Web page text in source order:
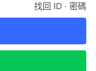
找回 ID ∙ 密碼